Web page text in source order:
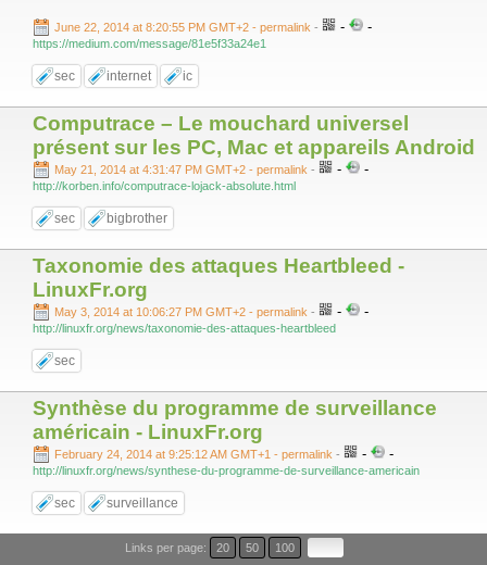
June 22, 2014 at 8:20:55 PM GMT+2 - permalink - - -
https://medium.com/message/81e5f33a24e1
sec internet ic
Computrace – Le mouchard universel
présent sur les PC, Mac et appareils Android
May 21, 2014 at 4:31:47 PM GMT+2 - permalink - - -
http://korben.info/computrace-lojack-absolute.html
sec bigbrother
Taxonomie des attaques Heartbleed -
LinuxFr.org
May 3, 2014 at 10:06:27 PM GMT+2 - permalink - - -
http://linuxfr.org/news/taxonomie-des-attaques-heartbleed
sec
Synthèse du programme de surveillance
américain - LinuxFr.org
February 24, 2014 at 9:25:12 AM GMT+1 - permalink - - -
http://linuxfr.org/news/synthese-du-programme-de-surveillance-americain
sec surveillance
Links per page: 20 50 100